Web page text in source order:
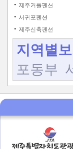
제주커플펜션
서귀포펜션
제주신축펜션
지역별보
포동부